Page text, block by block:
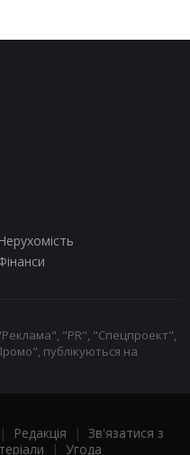
Нерухомість
"PR", "Спецпроект",
публікуються на
| Редакція | Зв'язатися з
| Угода